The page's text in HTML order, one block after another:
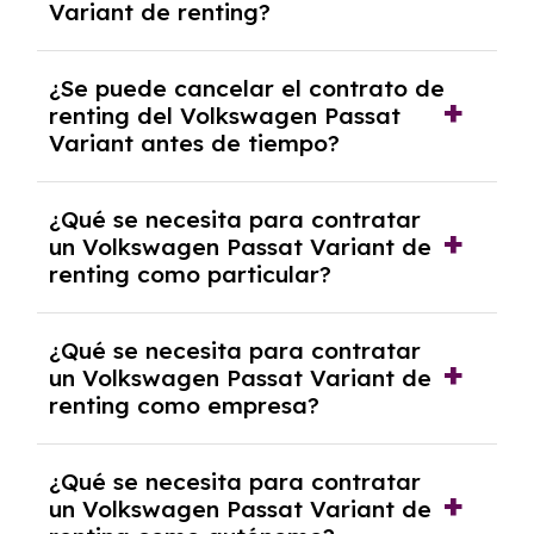
las cuotas mensuales.
Variant de renting?
tendrás que pagar ningún tipo de entrada
salvo en casos que lo exija el proveedor
debido al resultado del estudio de viabilidad
económica.
¿Se puede cancelar el contrato de
renting del Volkswagen Passat
Variant antes de tiempo?
pero puede haber penalizaciones por
cancelación anticipada. Es importante revisar
las condiciones del contrato y hablar con un
experto que te asesore.
¿Qué se necesita para contratar
un Volkswagen Passat Variant de
renting como particular?
y, en algunos casos, una consulta de solvencia
crediticia y un pago inicial.
¿Qué se necesita para contratar
un Volkswagen Passat Variant de
renting como empresa?
documentación financiera y, en algunos
casos, un informe de solvencia de la empresa
¿Qué se necesita para contratar
un Volkswagen Passat Variant de